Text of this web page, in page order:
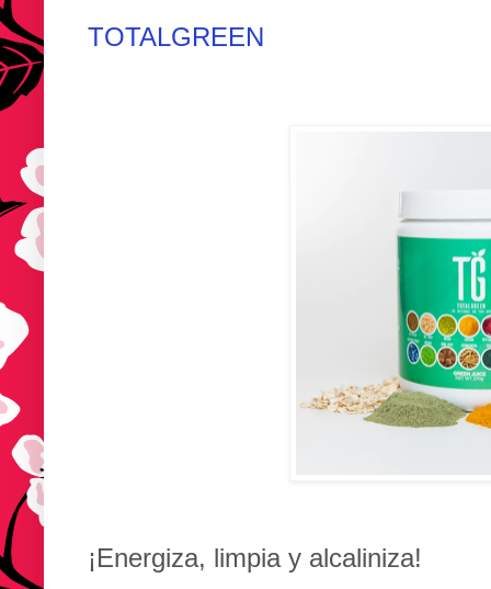
TOTALGREEN
¡Energiza, limpia y alcaliniza!